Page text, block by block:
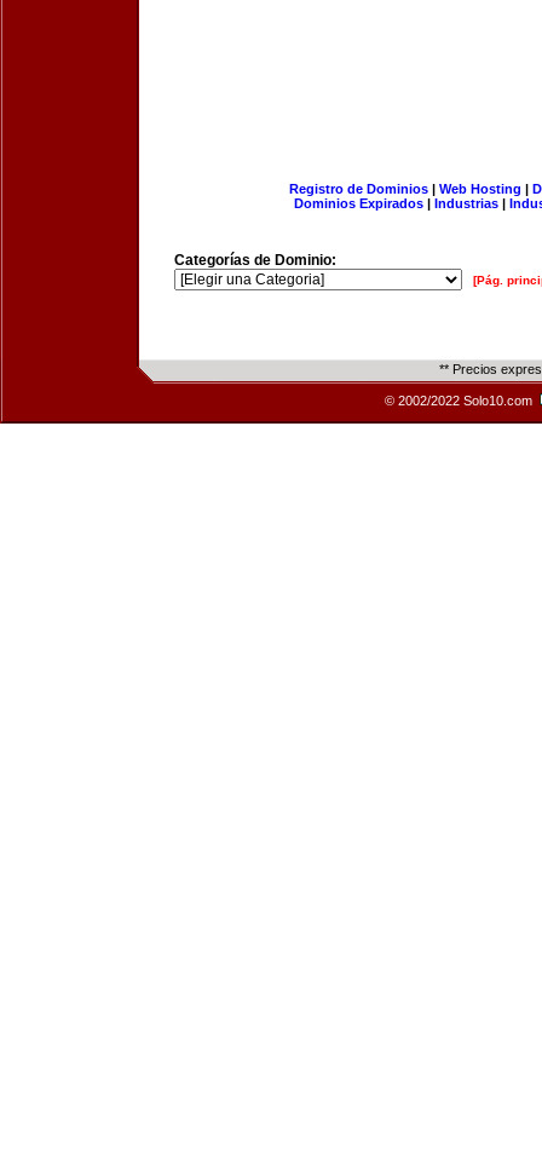
Registro de Dominios| Web Hosting |
Dominios Expirados | Industrias |
Categorías de Dominio:
[Pág.
** Precios
© 2002/2022 Solo10.com